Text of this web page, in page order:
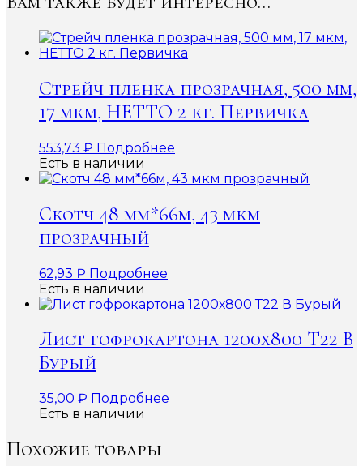
Стрейч пленка прозрачная, 500 мм,
17 мкм, НЕТТО 2 кг. Первичка
553,73 ₽ Подробнее
Есть в наличии
Скотч 48 мм*66м, 43 мкм
прозрачный
62,93 ₽ Подробнее
Есть в наличии
Лист гофрокартона 1200х800 Т22 В
Бурый
35,00 ₽ Подробнее
Есть в наличии
Похожие товары